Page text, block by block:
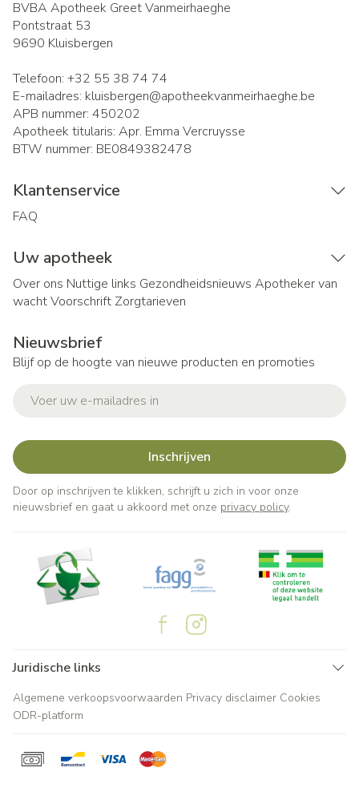
BVBA Apotheek Greet Vanmeirhaeghe
Pontstraat 53
9690 Kluisbergen
Telefoon: +32 55 38 74 74
E-mailadres: kluisbergen@apotheekvanmeirhaeghe.be
APB nummer: 450202
Apotheek titularis: Apr. Emma Vercruysse
BTW nummer: BE0849382478
Klantenservice
FAQ
Uw apotheek
Over ons Nuttige links Gezondheidsnieuws Apotheker van
wachtVoorschrift Zorgtarieven
Nieuwsbrief
Blijf op de hoogte van nieuwe producten en promoties
Inschrijven
Door op inschrijven te klikken, schrijft u zich in voor onze
nieuwsbrief en gaat u akkoord met onze privacy policy.
Juridische links
Algemene verkoopsvoorwaarden Privacy disclaimer Cookies
ODR-platform